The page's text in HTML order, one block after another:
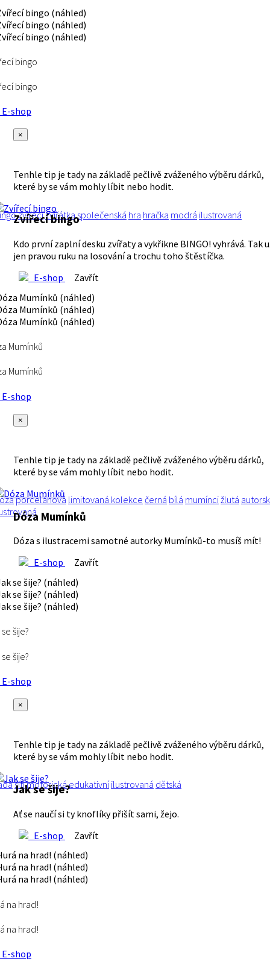
bingo
bingo
shop
×
Tenhle tip je tady na základě pečlivě zváženého výběru dárků,
které by se vám mohly líbit nebo hodit.
zvířecí zvířátkaspolečenská hra hračka modrá ilustrovaná
Zvířecí bingo
Kdo první zaplní desku zvířaty a vykřikne BINGO! vyhrává. Tak
jen pravou ruku na losování a trochu toho štěstíčka.
E-shop
Zavřít
Mumínků
Mumínků
shop
×
Tenhle tip je tady na základě pečlivě zváženého výběru dárků,
které by se vám mohly líbit nebo hodit.
porcelánová limitovaná kolekce černá bílá mumínci žlutá
Dóza Mumínků
Dóza s ilustracemi samotné autorky Mumínků-to musíš mít!
E-shop
Zavřít
šije?
šije?
shop
×
Tenhle tip je tady na základě pečlivě zváženého výběru dárků,
které by se vám mohly líbit nebo hodit.
šitímotorickáedukativní ilustrovaná dětská
Jak se šije?
Ať se naučí si ty knoflíky přišít sami, žejo.
E-shop
Zavřít
na hrad!
na hrad!
shop